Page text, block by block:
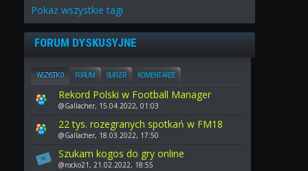
Pokaż wszystkie tagi
FORUM DYSKUSYJNE
WSZYSTKO FORUM SUFLER KOMENTARZE
Rekord Polski w Football Manager
@Gallacher, 15.04.2022, 01:03
22 tys. rozegranych spotkań w FM18
@Gallacher, 18.03.2022, 17:50
Szukam kogos do gry online
@rocko21, 21.02.2022, 18:55